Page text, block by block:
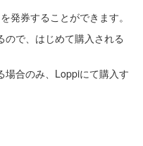
発券することができます。
で、はじめて購入される
場合のみ、Loppiにて購入す